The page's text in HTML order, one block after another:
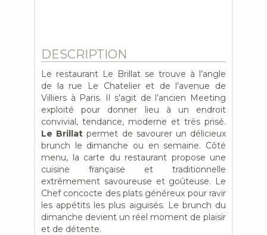
DESCRIPTION
Le restaurant Le Brillat se trouve à l’angle
de la rue Le Chatelier et de l’avenue de
Villiers à Paris. Il s’agit de l’ancien Meeting
exploité pour donner lieu à un endroit
convivial, tendance, moderne et très prisé.
Le Brillat permet de savourer un délicieux
brunch le dimanche ou en semaine. Côté
menu, la carte du restaurant propose une
cuisine française et traditionnelle
extrêmement savoureuse et goûteuse. Le
Chef concocte des plats généreux pour ravir
les appétits les plus aiguisés. Le brunch du
dimanche devient un réel moment de plaisir
et de détente.